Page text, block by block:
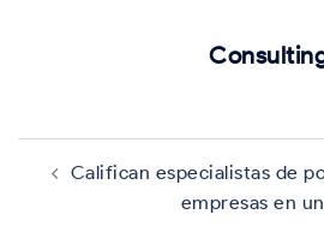
Navegación
Califican especialistas de
empresas en